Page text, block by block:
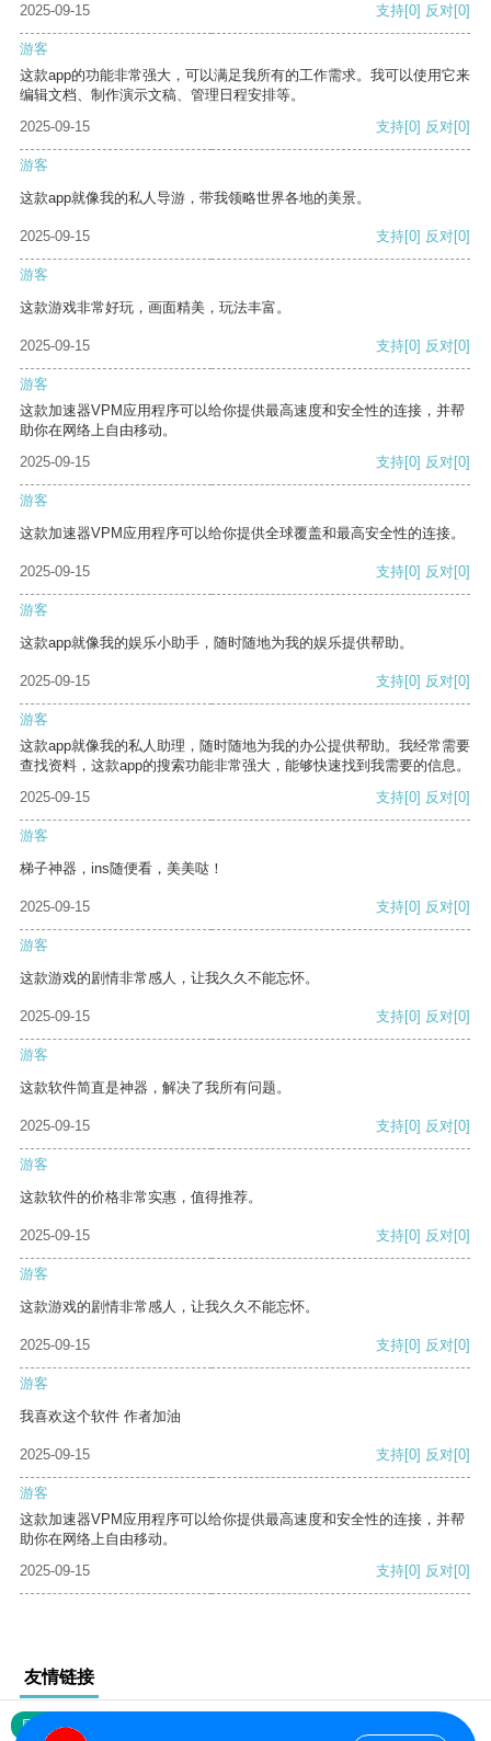
2025-09-15
支持[0] 反对[0]
游客
这款app的功能非常强大，可以满足我所有的工作需求。我可以使用它来
编辑文档、制作演示文稿、管理日程安排等。
2025-09-15
支持[0] 反对[0]
游客
这款app就像我的私人导游，带我领略世界各地的美景。
2025-09-15 支持[0] 反对[0]
游客
这款游戏非常好玩，画面精美，玩法丰富。
2025-09-15 支持[0] 反对[0]
游客
这款加速器VPM应用程序可以给你提供最高速度和安全性的连接，并帮
助你在网络上自由移动。
2025-09-15
支持[0] 反对[0]
游客
这款加速器VPM应用程序可以给你提供全球覆盖和最高安全性的连接。
2025-09-15 支持[0] 反对[0]
游客
这款app就像我的娱乐小助手，随时随地为我的娱乐提供帮助。
2025-09-15 支持[0] 反对[0]
游客
这款app就像我的私人助理，随时随地为我的办公提供帮助。我经常需要
查找资料，这款app的搜索功能非常强大，能够快速找到我需要的信息。
2025-09-15
支持[0] 反对[0]
游客
梯子神器，ins随便看，美美哒！
2025-09-15 支持[0] 反对[0]
游客
这款游戏的剧情非常感人，让我久久不能忘怀。
2025-09-15 支持[0] 反对[0]
游客
这款软件简直是神器，解决了我所有问题。
2025-09-15 支持[0] 反对[0]
游客
这款软件的价格非常实惠，值得推荐。
2025-09-15 支持[0] 反对[0]
游客
这款游戏的剧情非常感人，让我久久不能忘怀。
2025-09-15 支持[0] 反对[0]
游客
我喜欢这个软件 作者加油
2025-09-15 支持[0] 反对[0]
游客
这款加速器VPM应用程序可以给你提供最高速度和安全性的连接，并帮
助你在网络上自由移动。
2025-09-15
支持[0] 反对[0]
友情链接
网站地图